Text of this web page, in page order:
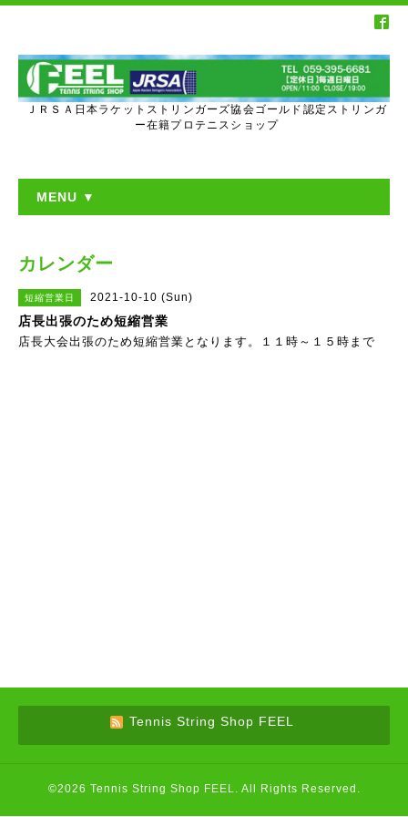
ＪＲＳＡ日本ラケットストリンガーズ協会ゴールド認定ストリンガ
ー在籍プロテニスショップ
MENU ▼
カレンダー
短縮営業日 2021-10-10 (Sun)
店長出張のため短縮営業
店長大会出張のため短縮営業となります。１１時～１５時まで
Tennis String Shop FEEL
©2026 Tennis String Shop FEEL. All Rights Reserved.